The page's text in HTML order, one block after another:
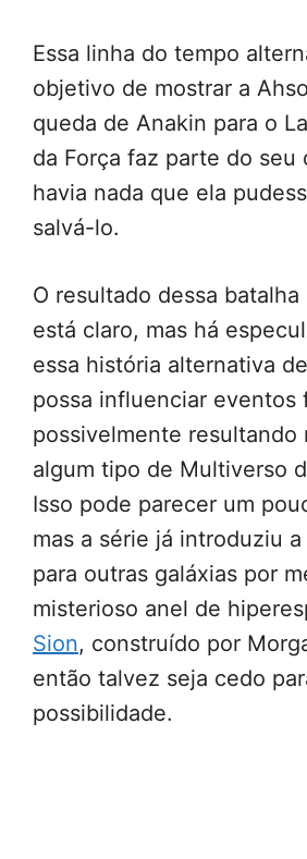
Essa linha do tempo
objetivo de mostrar a
queda de Anakin para o
da Força faz parte do seu
havia nada que ela
salvá-lo.
O resultado dessa batalha
está claro, mas há
essa história alternativa
possa influenciar eventos
possivelmente resultando
algum tipo de Multiverso
Isso pode parecer um
mas a série já introduziu
para outras galáxias por
misterioso anel de
Sion, construído por
então talvez seja cedo
possibilidade.